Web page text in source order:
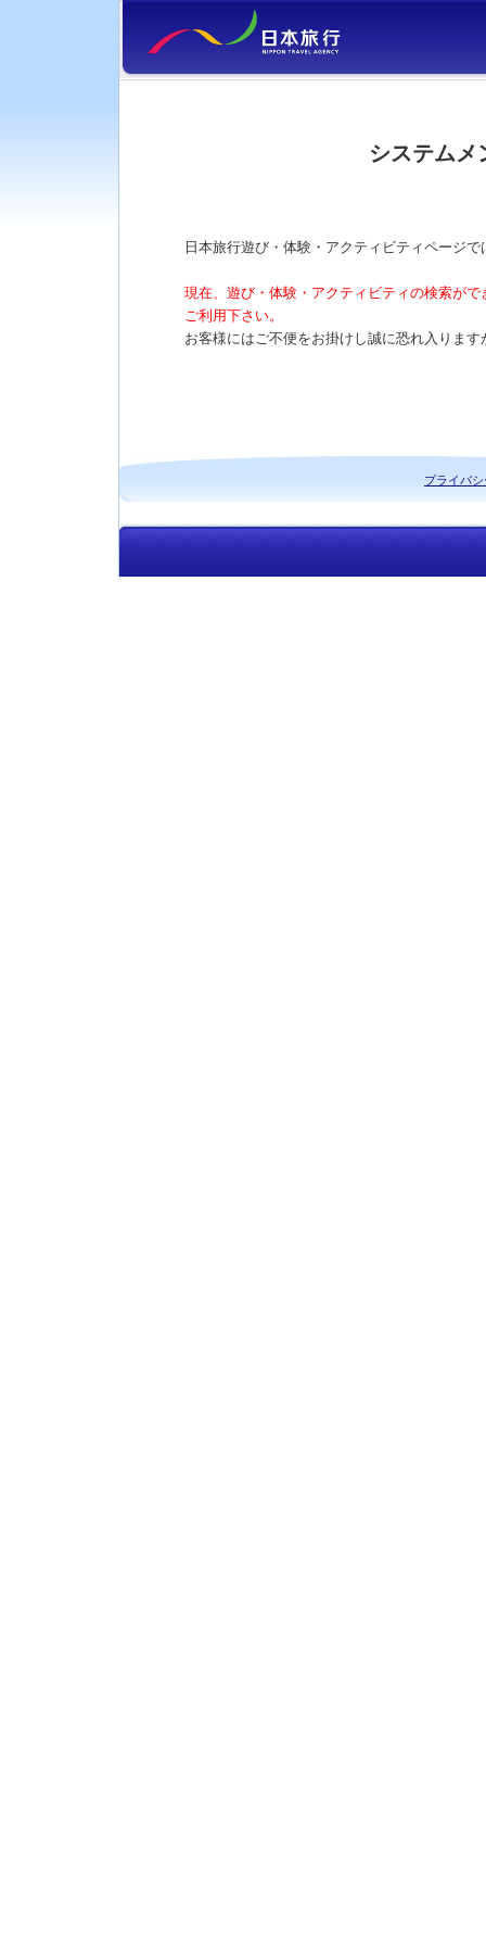
システムメ
日本旅行遊び・体験・アクティビティページ
現在、遊び・体験・アクティビティの検索が
ご利用下さい。
お客様にはご不便をお掛けし誠に恐れ入りま
プライバ